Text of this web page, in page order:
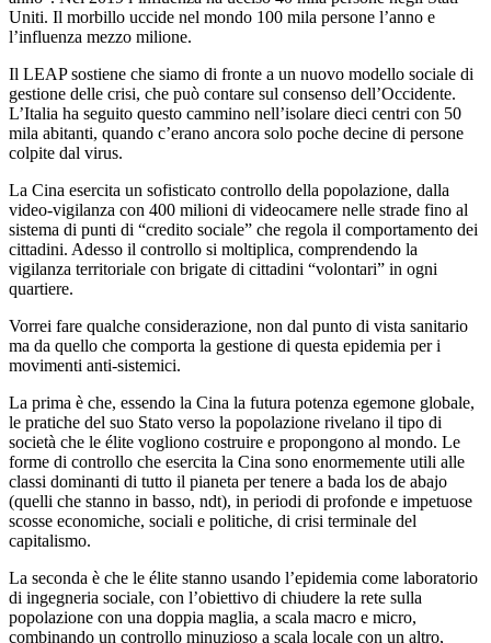
Uniti. Il morbillo uccide nel mondo 100 mila persone l’anno e
l’influenza mezzo milione.
Il LEAP sostiene che siamo di fronte a un nuovo modello sociale di
gestione delle crisi, che può contare sul consenso dell’Occidente.
L’Italia ha seguito questo cammino nell’isolare dieci centri con 50
mila abitanti, quando c’erano ancora solo poche decine di persone
colpite dal virus.
La Cina esercita un sofisticato controllo della popolazione, dalla
video-vigilanza con 400 milioni di videocamere nelle strade fino al
sistema di punti di “credito sociale” che regola il comportamento dei
cittadini. Adesso il controllo si moltiplica, comprendendo la
vigilanza territoriale con brigate di cittadini “volontari” in ogni
quartiere.
Vorrei fare qualche considerazione, non dal punto di vista sanitario
ma da quello che comporta la gestione di questa epidemia per i
movimenti anti-sistemici.
La prima è che, essendo la Cina la futura potenza egemone globale,
le pratiche del suo Stato verso la popolazione rivelano il tipo di
società che le élite vogliono costruire e propongono al mondo. Le
forme di controllo che esercita la Cina sono enormemente utili alle
classi dominanti di tutto il pianeta per tenere a bada los de abajo
(quelli che stanno in basso, ndt), in periodi di profonde e impetuose
scosse economiche, sociali e politiche, di crisi terminale del
capitalismo.
La seconda è che le élite stanno usando l’epidemia come laboratorio
di ingegneria sociale, con l’obiettivo di chiudere la rete sulla
popolazione con una doppia maglia, a scala macro e micro,
combinando un controllo minuzioso a scala locale con un altro,